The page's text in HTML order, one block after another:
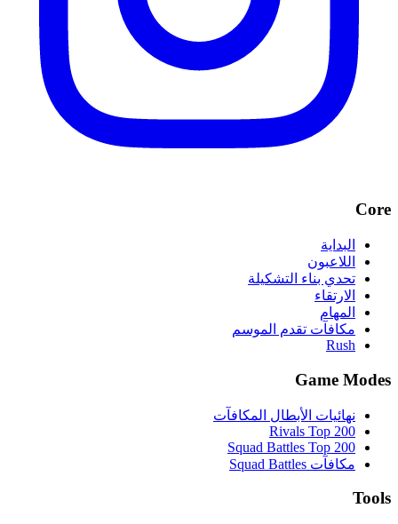
Core
البداية
اللاعبون
تحدي بناء التشكيلة
الارتقاء
المهام
مكافآت تقدم الموسم
Rush
Game Modes
نهائيات الأبطال المكافآت
Rivals Top 200
Squad Battles Top 200
مكافآت Squad Battles
Tools